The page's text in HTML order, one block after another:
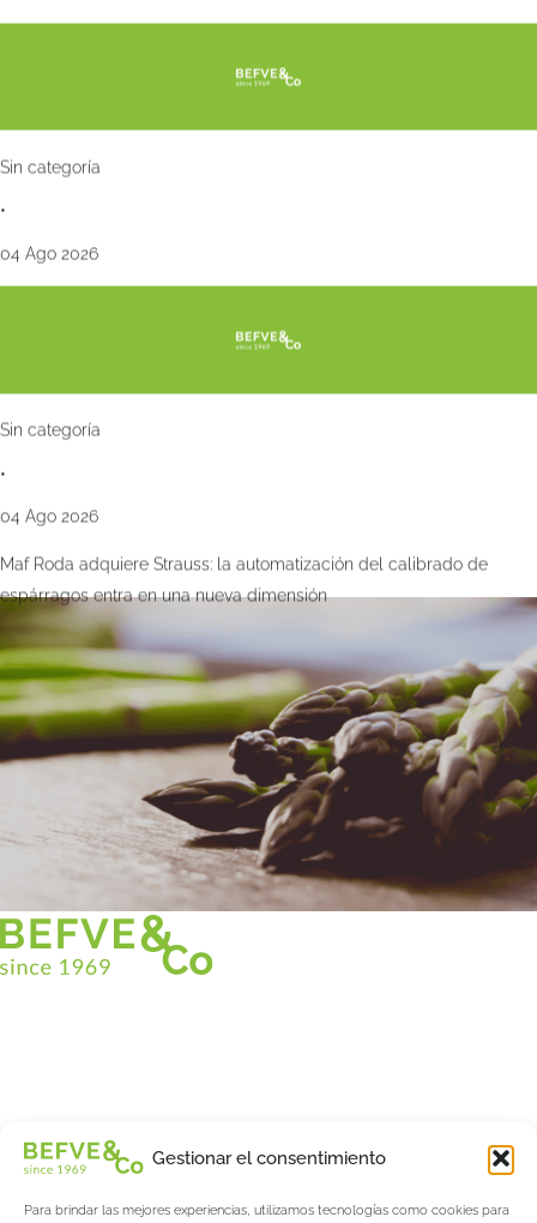
Gestionar el consentimiento
Para brindar las mejores experiencias, utilizamos tecnologías como cookies para
Sin categoría
•
04 Ago 2026
Sin categoría
•
04 Ago 2026
Maf Roda adquiere Strauss: la automatización del calibrado de
espárragos entra en una nueva dimensión
Befve & Co
Servicios